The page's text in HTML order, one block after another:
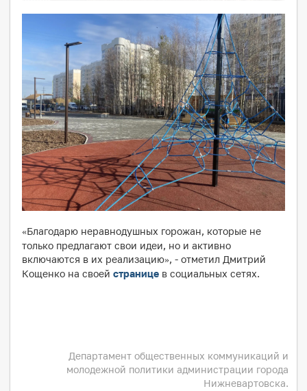
«Благодарю неравнодушных горожан, которые не
только предлагают свои идеи, но и активно
включаются в их реализацию», - отметил Дмитрий
Кощенко на своей странице в социальных сетях.
Департамент общественных коммуникаций и
молодежной политики администрации города
Нижневартовска.